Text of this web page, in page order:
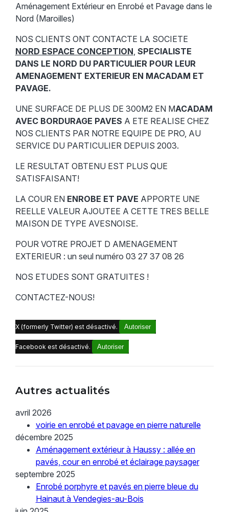
Aménagement Extérieur en Enrobé et Pavage dans le
Nord (Maroilles)
NOS CLIENTS ONT CONTACTE LA SOCIETE
NORD ESPACE CONCEPTION SPECIALISTE
DANS LE NORD DU PARTICULIER POUR LEUR
AMENAGEMENT EXTERIEUR EN MACADAM ET
PAVAGE.
UNE SURFACE DE PLUS DE 300M2 EN MACADAM
AVEC BORDURAGE PAVES A ETE REALISE CHEZ
NOS CLIENTS PAR NOTRE EQUIPE DE PRO, AU
SERVICE DU PARTICULIER DEPUIS 2003.
LE RESULTAT OBTENU EST PLUS QUE
SATISFAISANT!
LA COUR EN ENROBE ET PAVE APPORTE UNE
REELLE VALEUR AJOUTEE A CETTE TRES BELLE
MAISON DE TYPE AVESNOISE.
POUR VOTRE PROJET D AMENAGEMENT
EXTERIEUR : un seul numéro 03 27 37 08 26
NOS ETUDES SONT GRATUITES !
CONTACTEZ-NOUS!
X (formerly Twitter) est désactivé. Autoriser
Facebook est désactivé. Autoriser
Autres actualités
avril 2026
voirie en enrobé et pavage en pierre naturelle
décembre 2025
Aménagement extérieur à Haussy : allée en
pavés, cour en enrobé et éclairage paysager
septembre 2025
Enrobé porphyre et pavés en pierre bleue du
Hainaut à Vendegies-au-Bois